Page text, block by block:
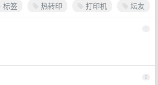
标签 热转印 打印机 坛友
1
2